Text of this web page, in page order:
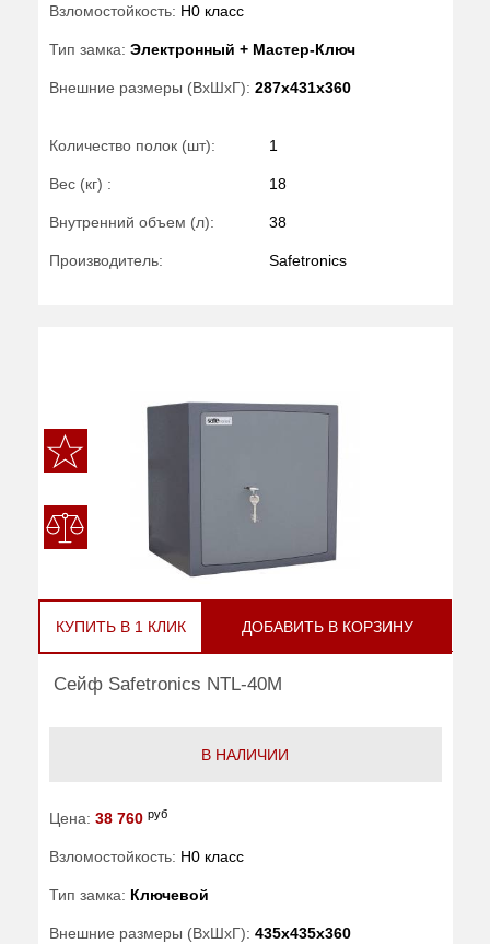
Взломостойкость: H0 класс
Тип замка: Электронный + Мастер-Ключ
Внешние размеры (ВхШхГ): 287x431x360
Количество полок (шт): 1
Вес (кг) : 18
Внутренний объем (л): 38
Производитель: Safetronics
КУПИТЬ В 1 КЛИК ДОБАВИТЬ В КОРЗИНУ
Сейф Safetronics NTL-40M
В НАЛИЧИИ
Цена: 38 760 руб
Взломостойкость: H0 класс
Тип замка: Ключевой
Внешние размеры (ВхШхГ): 435x435x360